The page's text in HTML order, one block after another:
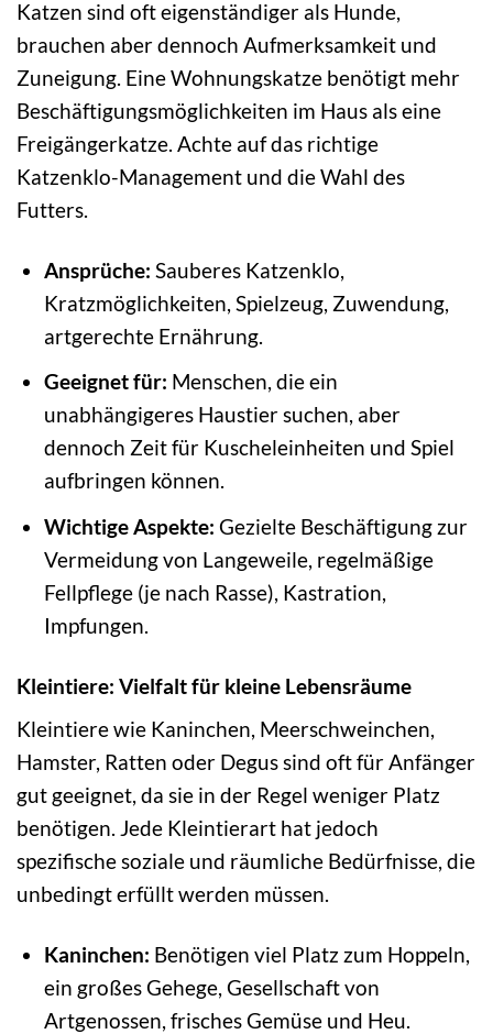
Katzen sind oft eigenständiger als Hunde,
brauchen aber dennoch Aufmerksamkeit und
Zuneigung. Eine Wohnungskatze benötigt mehr
Beschäftigungsmöglichkeiten im Haus als eine
Freigängerkatze. Achte auf das richtige
Katzenklo-Management und die Wahl des
Futters.
Ansprüche: Sauberes Katzenklo,
Kratzmöglichkeiten, Spielzeug, Zuwendung,
artgerechte Ernährung.
Geeignet für: Menschen, die ein
unabhängigeres Haustier suchen, aber
dennoch Zeit für Kuscheleinheiten und Spiel
aufbringen können.
Wichtige Aspekte: Gezielte Beschäftigung zur
Vermeidung von Langeweile, regelmäßige
Fellpflege (je nach Rasse), Kastration,
Impfungen.
Kleintiere: Vielfalt für kleine Lebensräume
Kleintiere wie Kaninchen, Meerschweinchen,
Hamster, Ratten oder Degus sind oft für Anfänger
gut geeignet, da sie in der Regel weniger Platz
benötigen. Jede Kleintierart hat jedoch
spezifische soziale und räumliche Bedürfnisse, die
unbedingt erfüllt werden müssen.
Kaninchen: Benötigen viel Platz zum Hoppeln,
ein großes Gehege, Gesellschaft von
Artgenossen, frisches Gemüse und Heu.